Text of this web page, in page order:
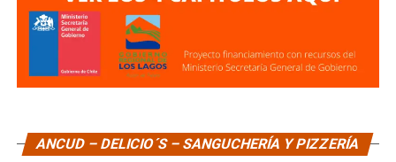
ANCUD – DELICIO´S – SANGUCHERÍA Y PIZZERÍA